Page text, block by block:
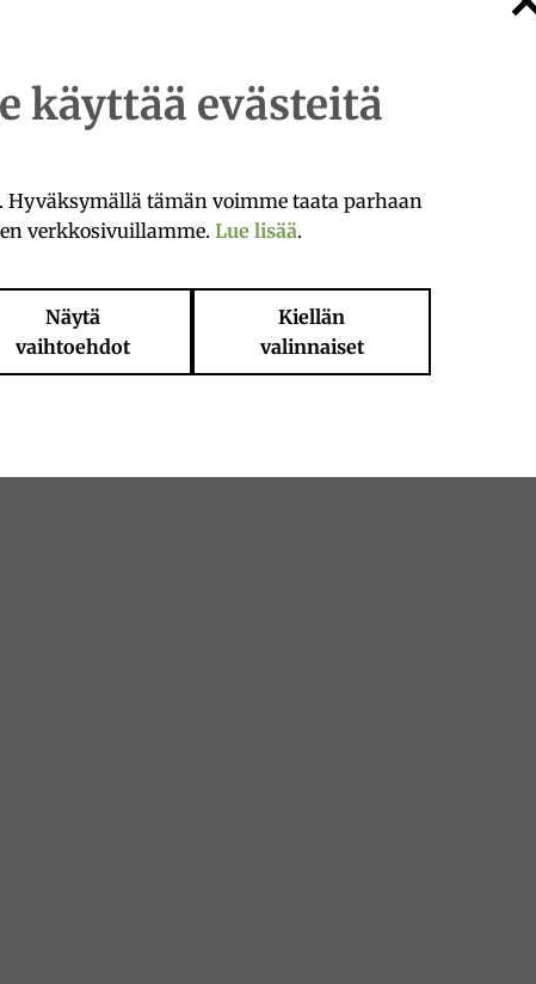
käyttää evästeitä
Hyväksymällä tämän voimme taata parhaan
verkkosivuillamme. Lue lisää.
Näytä
vaihtoehdot
Kiellän
valinnaiset